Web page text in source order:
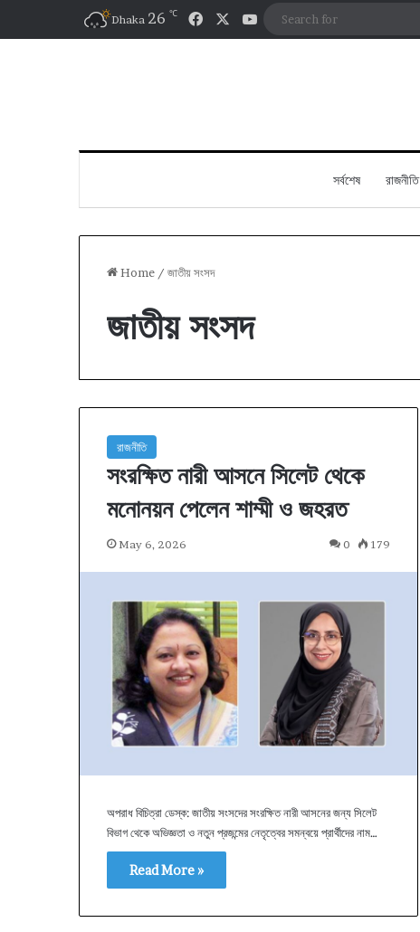
Dhaka 26 ℃ FacebookYouTube
সর্বশেষ রাজনীতি
Home / জাতীয় সংসদ
জাতীয় সংসদ
রাজনীতি
সংরক্ষিত নারী আসনে সিলেট থেকে
মনোনয়ন পেলেন শাম্মী ও জহরত
May 6, 2026 0 179
অপরাধ বিচিত্রা ডেস্ক: জাতীয় সংসদের সংরক্ষিত নারী আসনের জন্য সিলেট
বিভাগ থেকে অভিজ্ঞতা ও নতুন প্রজন্মের নেতৃত্বের সমন্বয়ে প্রার্থীদের নাম…
Read More »